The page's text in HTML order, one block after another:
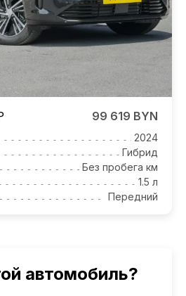
99 619 BYN
2024
Гибрид
Без пробега км
1.5 л
Передний
автомобиль?